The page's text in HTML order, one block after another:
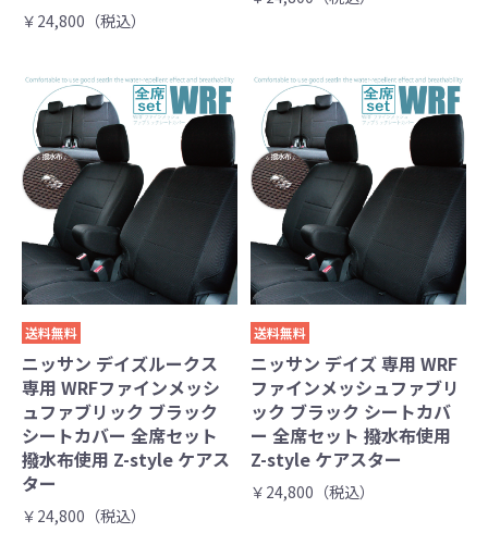
￥24,800（税込）
送料無料
ニッサン デイズルークス
専用 WRFファインメッシ
ュファブリック ブラック
シートカバー 全席セット
撥水布使用 Z-style ケアス
ター
￥24,800（税込）
送料無料
ニッサン デイズ 専用 WRF
ファインメッシュファブリ
ック ブラック シートカバ
ー 全席セット 撥水布使用
Z-style ケアスター
￥24,800（税込）